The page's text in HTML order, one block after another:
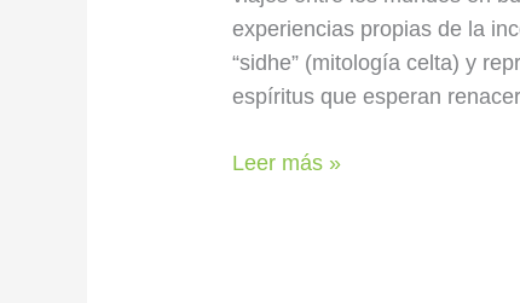
experiencias propias de la
“sidhe” (mitología celta) y
espíritus que esperan
Leer más »